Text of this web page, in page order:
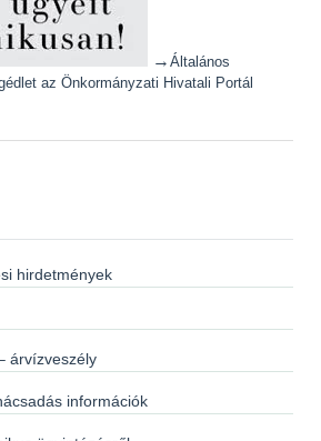
→ Általános
az Önkormányzati Hivatali Portál
hirdetmények
árvízveszély
információk